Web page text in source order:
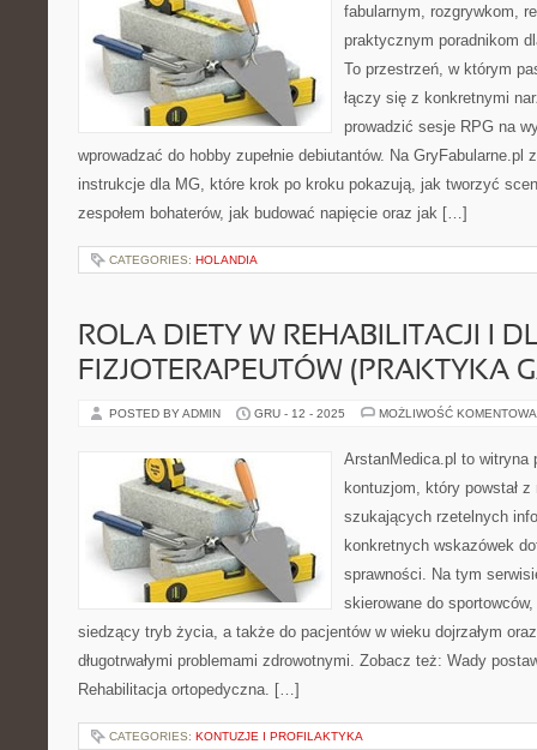
fabularnym, rozgrywkom,
praktycznym poradnikom
To przestrzeń, w którym
łączy się z konkretnymi
prowadzić sesje RPG na
wprowadzać do hobby zupełnie debiutantów. Na GryFabularne.pl
instrukcje dla MG, które krok po kroku pokazują, jak tworzyć
zespołem bohaterów, jak budować napięcie oraz jak […]
CATEGORIES: HOLANDIA
ROLA DIETY W REHABILITACJI I
FIZJOTERAPEUTÓW (PRAKTYKA
POSTED BY ADMIN GRU - 12 - 2025 MOŻLIWOŚĆ
ArstanMedica.pl to witryna
kontuzjom, który powstał
szukających rzetelnych
konkretnych wskazówek
sprawności. Na tym
skierowane do
siedzący tryb życia, a także do pacjentów w wieku dojrzałym
długotrwałymi problemami zdrowotnymi. Zobacz też: Wady
Rehabilitacja ortopedyczna. […]
CATEGORIES: KONTUZJE I PROFILAKTYKA